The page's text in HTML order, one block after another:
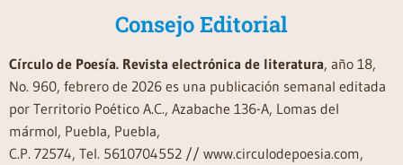
Consejo Editorial
Círculo de Poesía. Revista electrónica de literatura, año 18,
No. 960, febrero de 2026 es una publicación semanal editada
por Territorio Poético A.C., Azabache 136-A, Lomas del
mármol, Puebla, Puebla,
C.P. 72574, Tel. 5610704552 // www.circulodepoesia.com,